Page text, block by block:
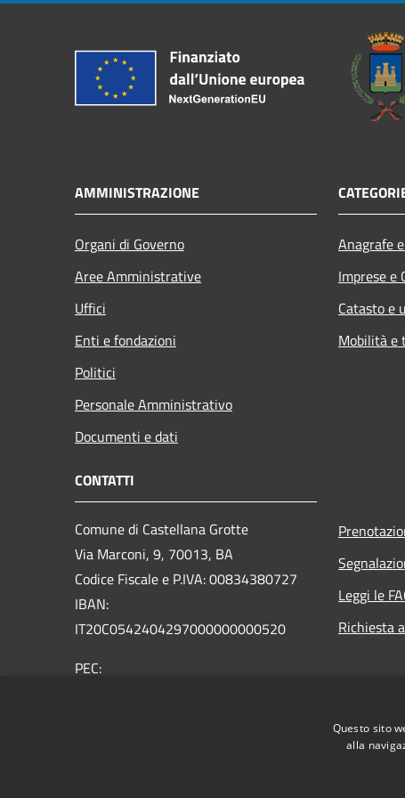
AMMINISTRAZIONE
Organi di Governo
Aree Amministrative
Uffici
Enti e fondazioni
Politici
Personale Amministrativo
Documenti e dati
Anagrafe
Imprese e
Catasto e
Mobilità e
CONTATTI
Comune di Castellana Grotte
Via Marconi, 9, 70013, BA
Codice Fiscale e P.IVA: 00834380727
IBAN:
IT20C0542404297000000000520
PEC:
Leggi le
Richiesta
Questo sito
alla